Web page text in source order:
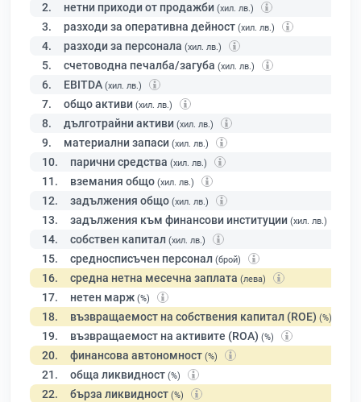
2. нетни приходи от продажби (хил. лв.)
3. разходи за оперативна дейност (хил. лв.)
4. разходи за персонала (хил. лв.)
5. счетоводна печалба/загуба (хил. лв.)
6. EBITDA (хил. лв.)
7. общо активи (хил. лв.)
8. дълготрайни активи (хил. лв.)
9. материални запаси (хил. лв.)
10. парични средства (хил. лв.)
11. вземания общо (хил. лв.)
12. задължения общо (хил. лв.)
13. задължения към финансови институции (хил. лв.)
14. собствен капитал (хил. лв.)
15. средносписъчен персонал (брой)
16. средна нетна месечна заплата (лева)
17. нетен марж (%)
18. възвращаемост на собствения капитал (ROE) (%)
19. възвращаемост на активите (ROA) (%)
20. финансова автономност (%)
21. обща ликвидност (%)
22. бърза ликвидност (%)